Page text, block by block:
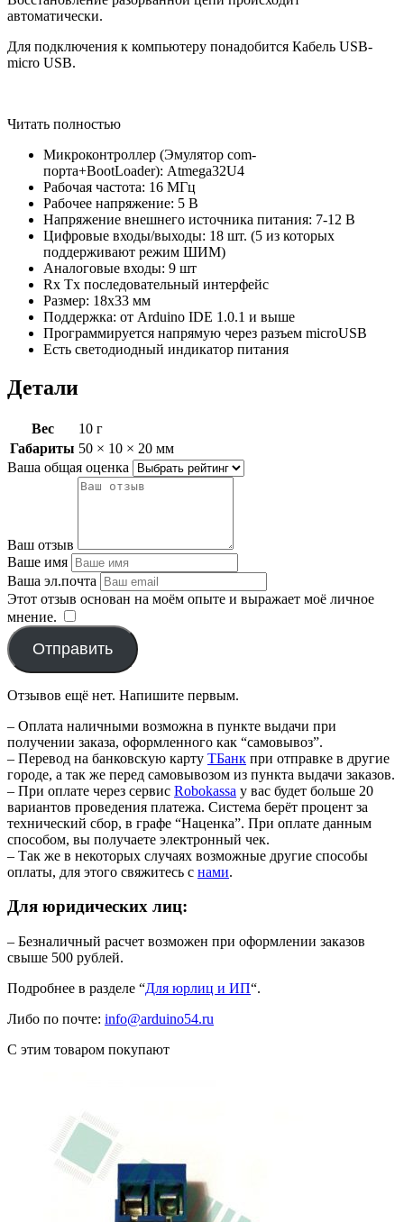
автоматически.
Для подключения к компьютеру понадобится Кабель USB-
micro USB.
Читать полностью
Микроконтроллер (Эмулятор com-
порта+BootLoader): Atmega32U4
Рабочая частота: 16 МГц
Рабочее напряжение: 5 В
Напряжение внешнего источника питания: 7-12 В
Цифровые входы/выходы: 18 шт. (5 из которых
поддерживают режим ШИМ)
Аналоговые входы: 9 шт
Rx Tx последовательный интерфейс
Размер: 18х33 мм
Поддержка: от Arduino IDE 1.0.1 и выше
Программируется напрямую через разъем microUSB
Есть светодиодный индикатор питания
Детали
Вес
10 г
Габариты 50 × 10 × 20 мм
Ваша общая оценка
Ваш отзыв
Ваше имя
Ваша эл.почта
Этот отзыв основан на моём опыте и выражает моё личное
мнение.
Отправить
Отзывов ещё нет. Напишите первым.
– Оплата наличными возможна в пункте выдачи при
получении заказа, оформленного как “самовывоз”.
– Перевод на банковскую карту TБанк при отправке в другие
городе, а так же перед самовывозом из пункта выдачи заказов.
– При оплате через сервис Robokassa у вас будет больше 20
вариантов проведения платежа. Система берёт процент за
технический сбор, в графе “Наценка”. При оплате данным
способом, вы получаете электронный чек.
– Так же в некоторых случаях возможные другие способы
оплаты, для этого свяжитесь с нами.
Для юридических лиц:
– Безналичный расчет возможен при оформлении заказов
свыше 500 рублей.
Подробнее в разделе “Для юрлиц и ИП“.
Либо по почте: info@arduino54.ru
С этим товаром покупают